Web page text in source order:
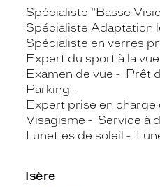
Spécialiste "Basse
Spécialiste Adaptation
Spécialiste en verres
Expert du sport à la vue
Examen de vue
Prêt
Parking
Expert prise en charge
Visagisme
Service à
Lunettes de soleil
Isère